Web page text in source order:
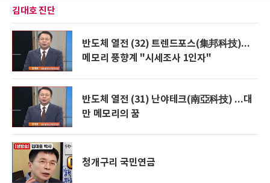
김대호 진단
반도체 열전 (32) 트렌드포스(集邦科技)...
메모리 풍향계 "시세조사 1인자"
반도체 열전 (31) 난야테크(南亞科技) ...대
만 메모리의 꿈
청개구리 국민연금